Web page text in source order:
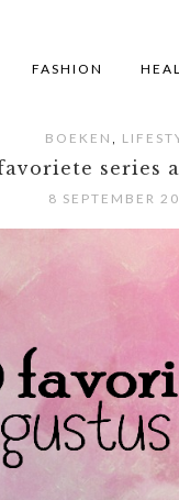
FASHION
BOEKEN ,
series
8 SEPTEMBER